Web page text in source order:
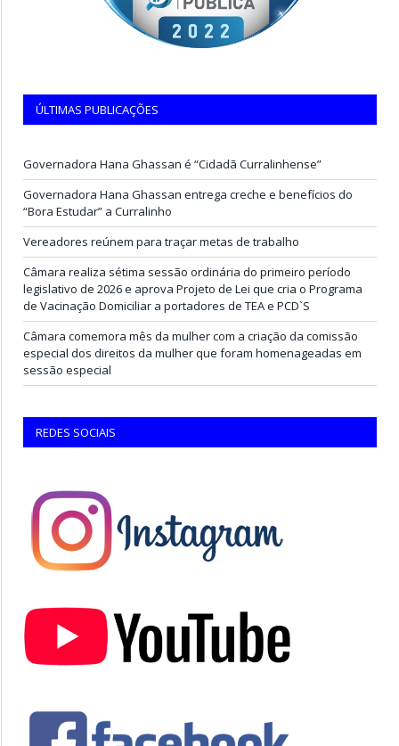
ÚLTIMAS PUBLICAÇÕES
Governadora Hana Ghassan é “Cidadã Curralinhense”
Governadora Hana Ghassan entrega creche e benefícios do
“Bora Estudar” a Curralinho
Vereadores reúnem para traçar metas de trabalho
Câmara realiza sétima sessão ordinária do primeiro período
legislativo de 2026 e aprova Projeto de Lei que cria o Programa
de Vacinação Domiciliar a portadores de TEA e PCD`S
Câmara comemora mês da mulher com a criação da comissão
especial dos direitos da mulher que foram homenageadas em
sessão especial
REDES SOCIAIS